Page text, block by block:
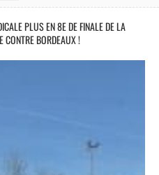
PLUS EN 8E DE FINALE DE LA
CONTRE BORDEAUX !